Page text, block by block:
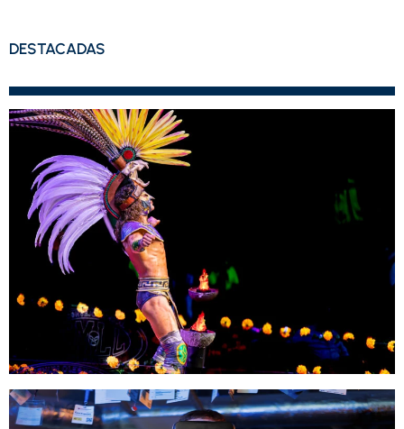
DESTACADAS